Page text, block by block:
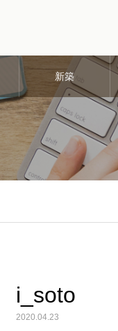
新築
i_soto
2020.04.23